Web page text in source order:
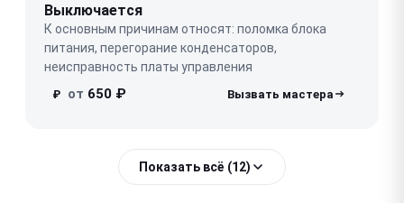
Выключается
К основным причинам относят: поломка блока
питания, перегорание конденсаторов,
неисправность платы управления
₽ от 650 ₽
Показать всё (12)